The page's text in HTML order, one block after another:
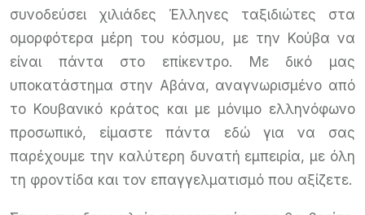
συνοδεύσει χιλιάδες Έλληνες ταξιδιώτες στα
ομορφότερα μέρη του κόσμου, με την Κούβα να
είναι πάντα στο επίκεντρο. Με δικό μας
υποκατάστημα στην Αβάνα, αναγνωρισμένο από
το Κουβανικό κράτος και με μόνιμο ελληνόφωνο
προσωπικό, είμαστε πάντα εδώ για να σας
παρέχουμε την καλύτερη δυνατή εμπειρία, με όλη
τη φροντίδα και τον επαγγελματισμό που αξίζετε.